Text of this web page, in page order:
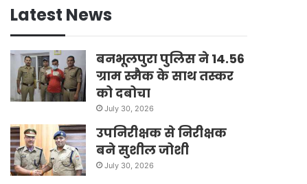
Latest News
बनभूलपुरा पुलिस ने 14.56
ग्राम स्मैक के साथ तस्कर
को दबोचा
July 30, 2026
उपनिरीक्षक से निरीक्षक
बने सुशील जोशी
July 30, 2026